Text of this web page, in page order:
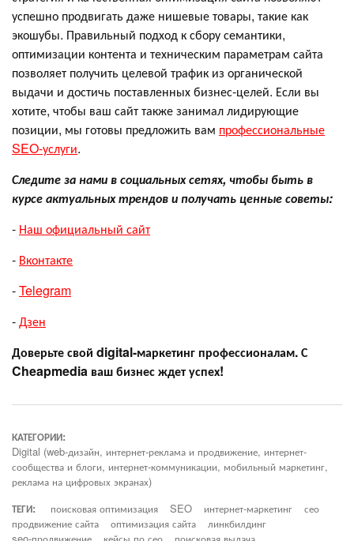
успешно продвигать даже нишевые товары, такие как
экошубы. Правильный подход к сбору семантики,
оптимизации контента и техническим параметрам сайта
позволяет получить целевой трафик из органической
выдачи и достичь поставленных бизнес-целей. Если вы
хотите, чтобы ваш сайт также занимал лидирующие
позиции, мы готовы предложить вам профессиональные
SEO-услуги.
Следите за нами в социальных сетях, чтобы быть в
курсе актуальных трендов и получать ценные советы:
- Наш официальный сайт
- Вконтакте
-Telegram
-Дзен
Доверьте свой digital-маркетинг профессионалам. С
Cheapmedia ваш бизнес ждет успех!
КАТЕГОРИИ:
Digital (web-дизайн, интернет-реклама и продвижение, интернет-
сообщества и блоги, интернет-коммуникации, мобильный маркетинг,
реклама на цифровых экранах)
ТЕГИ:
поисковая оптимизация SEO интернет-маркетинг
сео
продвижение сайта
оптимизация сайта
линкбилдинг